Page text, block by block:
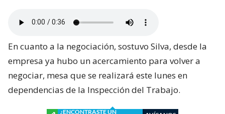
En cuanto a la negociación, sostuvo Silva, desde la
empresa ya hubo un acercamiento para volver a
negociar, mesa que se realizará este lunes en
dependencias de la Inspección del Trabajo.
¿ENCONTRASTE UN